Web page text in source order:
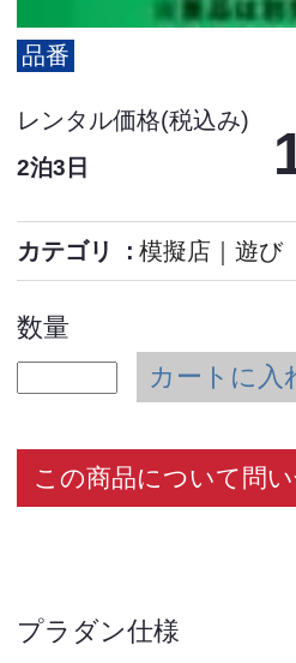
品番
レンタル価格(税込み)
2泊3日
カテゴリ 模擬店 ｜ 遊び
数量
カートに入
この商品について問
プラダン仕様